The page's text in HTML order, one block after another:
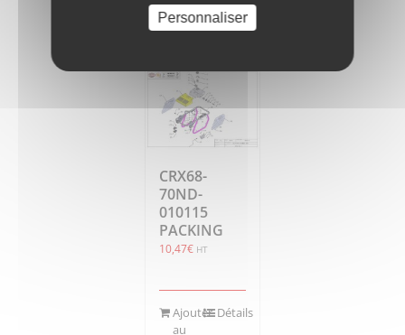
au
panier
CRX68-
70ND-
010115
PACKING
10,47€ HT
Ajouter
au
Détails
Personnaliser